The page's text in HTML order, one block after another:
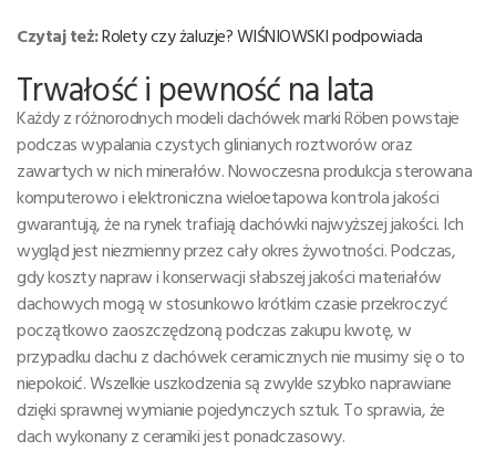
Czytaj też:Rolety czy żaluzje? WIŚNIOWSKI podpowiada
Trwałość i pewność na lata
Każdy z różnorodnych modeli dachówek marki Röben powstaje
podczas wypalania czystych glinianych roztworów oraz
zawartych w nich minerałów. Nowoczesna produkcja sterowana
komputerowo i elektroniczna wieloetapowa kontrola jakości
gwarantują, że na rynek trafiają dachówki najwyższej jakości. Ich
wygląd jest niezmienny przez cały okres żywotności. Podczas,
gdy koszty napraw i konserwacji słabszej jakości materiałów
dachowych mogą w stosunkowo krótkim czasie przekroczyć
początkowo zaoszczędzoną podczas zakupu kwotę, w
przypadku dachu z dachówek ceramicznych nie musimy się o to
niepokoić. Wszelkie uszkodzenia są zwykle szybko naprawiane
dzięki sprawnej wymianie pojedynczych sztuk. To sprawia, że
dach wykonany z ceramiki jest ponadczasowy.